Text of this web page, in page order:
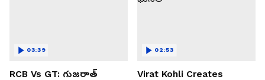
RCB Vs GT: గుజరాత్
03:39
Virat Kohli Creates
02:53